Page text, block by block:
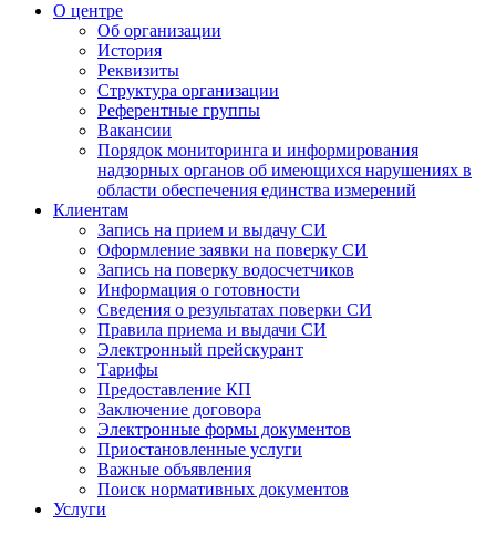
О центре
Об организации
История
Реквизиты
Структура организации
Референтные группы
Вакансии
Порядок мониторинга и информирования
надзорных органов об имеющихся нарушениях в
области обеспечения единства измерений
Клиентам
Запись на прием и выдачу СИ
Оформление заявки на поверку СИ
Запись на поверку водосчетчиков
Информация о готовности
Сведения о результатах поверки СИ
Правила приема и выдачи СИ
Электронный прейскурант
Тарифы
Предоставление КП
Заключение договора
Электронные формы документов
Приостановленные услуги
Важные объявления
Поиск нормативных документов
Услуги